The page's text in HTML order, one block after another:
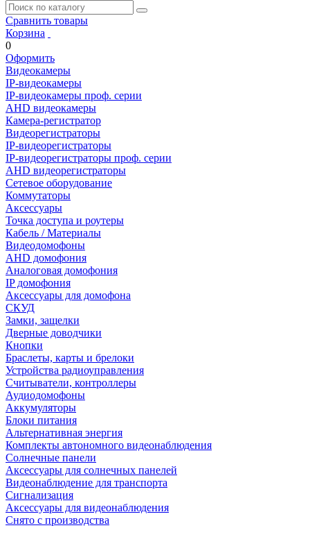
Сравнить товары
Корзина
0
Оформить
Видеокамеры
IP-видеокамеры
IP-видеокамеры проф. серии
AHD видеокамеры
Камера-регистратор
Видеорегистраторы
IP-видеорегистраторы
IP-видеорегистраторы проф. серии
AHD видеорегистраторы
Сетевое оборудование
Коммутаторы
Аксессуары
Точка доступа и роутеры
Кабель / Материалы
Видеодомофоны
AHD домофония
Аналоговая домофония
IP домофония
Аксессуары для домофона
СКУД
Замки, защелки
Дверные доводчики
Кнопки
Браслеты, карты и брелоки
Устройства радиоуправления
Считыватели, контроллеры
Аудиодомофоны
Аккумуляторы
Блоки питания
Альтернативная энергия
Комплекты автономного видеонаблюдения
Солнечные панели
Аксессуары для солнечных панелей
Видеонаблюдение для транспорта
Сигнализация
Аксессуары для видеонаблюдения
Снято с производства